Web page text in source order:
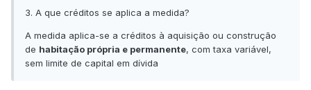
3. A que créditos se aplica a medida?
A medida aplica-se a créditos à aquisição ou construção
de habitação própria e permanente, com taxa variável,
sem limite de capital em dívida